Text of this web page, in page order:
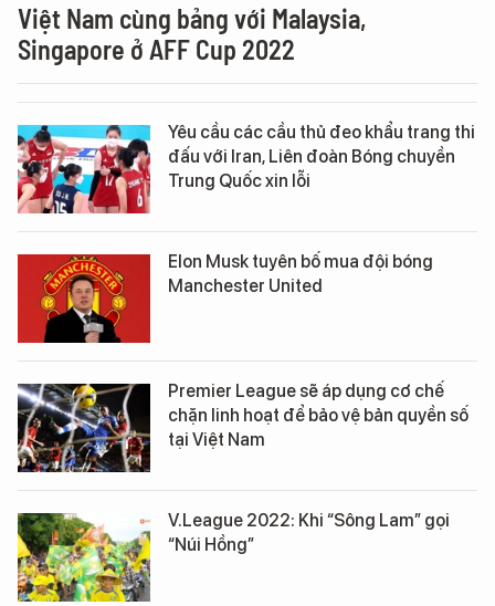
Việt Nam cùng bảng với Malaysia,
Singapore ở AFF Cup 2022
Yêu cầu các cầu thủ đeo khẩu trang thi
đấu với Iran, Liên đoàn Bóng chuyền
Trung Quốc xin lỗi
Elon Musk tuyên bố mua đội bóng
Manchester United
Premier League sẽ áp dụng cơ chế
chặn linh hoạt để bảo vệ bản quyền số
tại Việt Nam
V.League 2022: Khi “Sông Lam” gọi
“Núi Hồng”